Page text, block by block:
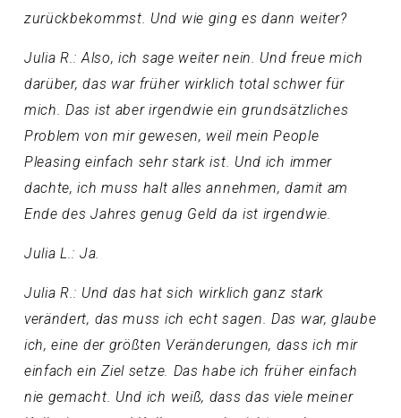
zurückbekommst. Und wie ging es dann weiter?
Julia R.: Also, ich sage weiter nein. Und freue mich
darüber, das war früher wirklich total schwer für
mich. Das ist aber irgendwie ein grundsätzliches
Problem von mir gewesen, weil mein People
Pleasing einfach sehr stark ist. Und ich immer
dachte, ich muss halt alles annehmen, damit am
Ende des Jahres genug Geld da ist irgendwie.
Julia L.: Ja.
Julia R.: Und das hat sich wirklich ganz stark
verändert, das muss ich echt sagen. Das war, glaube
ich, eine der größten Veränderungen, dass ich mir
einfach ein Ziel setze. Das habe ich früher einfach
nie gemacht. Und ich weiß, dass das viele meiner